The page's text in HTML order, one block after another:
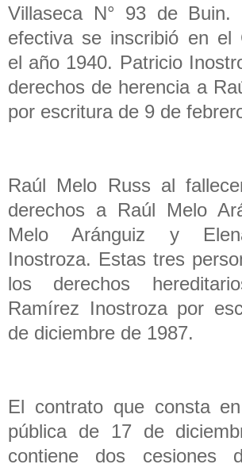
Villaseca N° 93 de Buin.
efectiva se inscribió en el
el año 1940. Patricio
derechos de herencia a
por escritura de 9 de
Raúl Melo Russ al
derechos a Raúl Melo
Melo Aránguiz y
Inostroza. Estas tres
los derechos
Ramírez Inostroza por
de diciembre de 1987.
El contrato que consta
pública de 17 de
contiene dos cesiones